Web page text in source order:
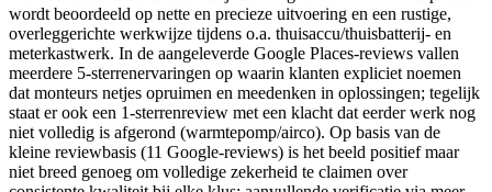
wordt beoordeeld op nette en precieze uitvoering en een rustige,
overleggerichte werkwijze tijdens o.a. thuisaccu/thuisbatterij- en
meterkastwerk. In de aangeleverde Google Places-reviews vallen
meerdere 5-sterrenervaringen op waarin klanten expliciet noemen
dat monteurs netjes opruimen en meedenken in oplossingen; tegelijk
staat er ook een 1-sterrenreview met een klacht dat eerder werk nog
niet volledig is afgerond (warmtepomp/airco). Op basis van de
kleine reviewbasis (11 Google-reviews) is het beeld positief maar
niet breed genoeg om volledige zekerheid te claimen over